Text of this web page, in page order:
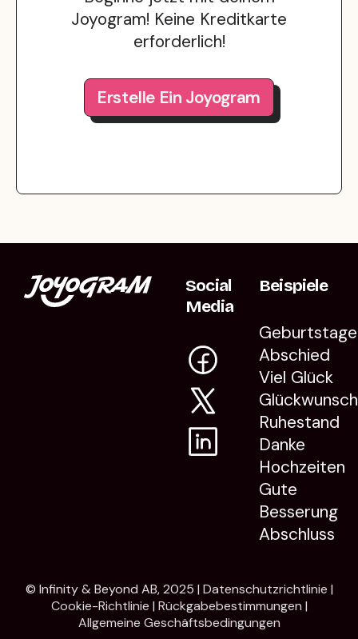
Joyogram! Keine Kreditkarte
erforderlich!
Erstelle Ein Joyogram
Social
Media
Beispiele
Geburtstage
Abschied
Viel Glück
Glückwunsch
Ruhestand
Danke
Hochzeiten
Gute
Besserung
Abschluss
© Infinity & Beyond AB, 2025 | Datenschutzrichtlinie |
Cookie-Richtlinie | Rückgabebestimmungen |
Allgemeine Geschäftsbedingungen